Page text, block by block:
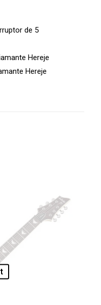
de 5
Hereje
Hereje